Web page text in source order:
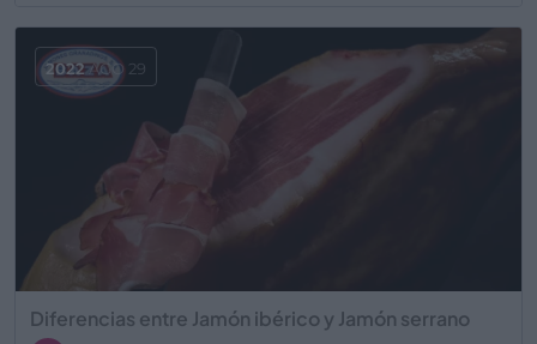
Diferencias entre Jamón ibérico y Jamón serrano
2022AGO 29